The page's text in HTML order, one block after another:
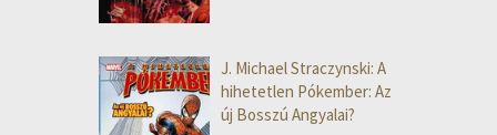
J. Michael Straczynski: A
hihetetlen Pókember: Az
új Bosszú Angyalai?